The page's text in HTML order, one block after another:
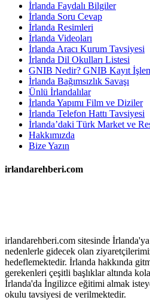
İrlanda Faydalı Bilgiler
İrlanda Soru Cevap
İrlanda Resimleri
İrlanda Videoları
İrlanda Aracı Kurum Tavsiyesi
İrlanda Dil Okulları Listesi
GNIB Nedir? GNIB Kayıt
İrlanda Bağımsızlık Savaşı
Ünlü İrlandalılar
İrlanda Yapımı Film ve Diziler
İrlanda Telefon Hattı Tavsiyesi
İrlanda’daki Türk Market ve
Hakkımızda
Bize Yazın
irlandarehberi.com
irlandarehberi.com sitesinde
nedenlerle gidecek olan
hedeflemektedir. İrlanda hakkında
gerekenleri çeşitli başlıklar altında
İrlanda'da İngilizce eğitimi almak
okulu tavsiyesi de verilmektedir.